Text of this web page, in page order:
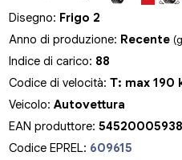
Disegno: Frigo 2
Anno di produzione: Recente
Indice di carico: 88
Codice di velocità:T: max 190
Veicolo:Autovettura
EAN produttore:
Codice EPREL: 609615